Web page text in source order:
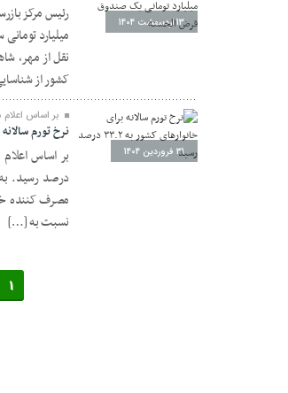
13 اردیبهشت 1404
میلیارد
نقل از مهر،
کشور از
31 فروردین 1404
بر اساس اعلام
نرخ تورم سالانه
نسبت به […]
1